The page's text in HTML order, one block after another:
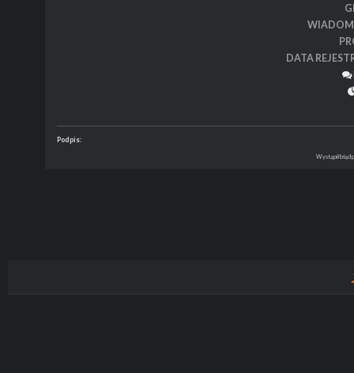
DATA
Podpis:
Wystąpił błąd